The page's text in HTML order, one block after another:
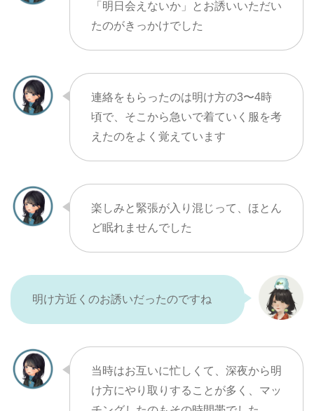
「明日会えないか」とお誘いいただい
たのがきっかけでした
連絡をもらったのは明け方の3〜4時
頃で、そこから急いで着ていく服を考
えたのをよく覚えています
楽しみと緊張が入り混じって、ほとん
ど眠れませんでした
明け方近くのお誘いだったのですね
当時はお互いに忙しくて、深夜から明
け方にやり取りすることが多く、マッ